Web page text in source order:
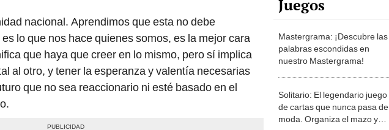
nacional. Aprendimos que esta no debe
lo que nos hace quienes somos, es la mejor cara
que haya que creer en lo mismo, pero sí implica
al otro, y tener la esperanza y valentía necesarias
que no sea reaccionario ni esté basado en el
Juegos
Mastergrama: ¡Descubre las
palabras escondidas en
nuestro Mastergrama!
Solitario: El legendario juego
de cartas que nunca pasa de
moda. Organiza el mazo y